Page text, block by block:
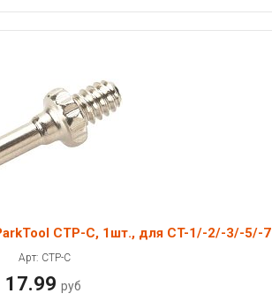
CTP-C, 1шт., для CT-1/-2/-3/-5/-7
Арт: CTP-C
17.99 руб